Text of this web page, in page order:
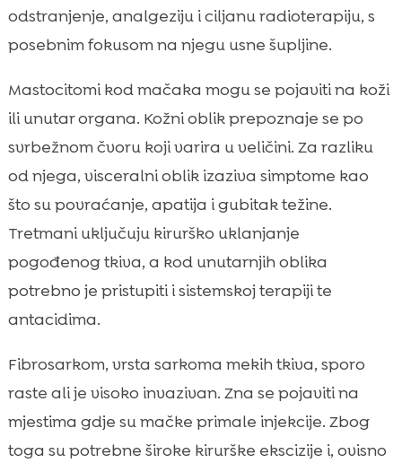
odstranjenje, analgeziju i ciljanu radioterapiju, s
posebnim fokusom na njegu usne šupljine.
Mastocitomi kod mačaka mogu se pojaviti na koži
ili unutar organa. Kožni oblik prepoznaje se po
svrbežnom čvoru koji varira u veličini. Za razliku
od njega, visceralni oblik izaziva simptome kao
što su povraćanje, apatija i gubitak težine.
Tretmani uključuju kirurško uklanjanje
pogođenog tkiva, a kod unutarnjih oblika
potrebno je pristupiti i sistemskoj terapiji te
antacidima.
Fibrosarkom, vrsta sarkoma mekih tkiva, sporo
raste ali je visoko invazivan. Zna se pojaviti na
mjestima gdje su mačke primale injekcije. Zbog
toga su potrebne široke kirurške ekscizije i, ovisno